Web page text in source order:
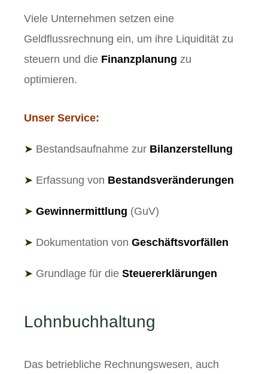
Viele Unternehmen setzen eine
Geldflussrechnung ein, um ihre Liquidität zu
steuern und die Finanzplanung zu
optimieren.
Unser Service:
➤ Bestandsaufnahme zur Bilanzerstellung
➤ Erfassung von Bestandsveränderungen
➤ Gewinnermittlung (GuV)
➤ Dokumentation vonGeschäftsvorfällen
➤ Grundlage für dieSteuererklärungen
Lohnbuchhaltung
Das betriebliche Rechnungswesen, auch